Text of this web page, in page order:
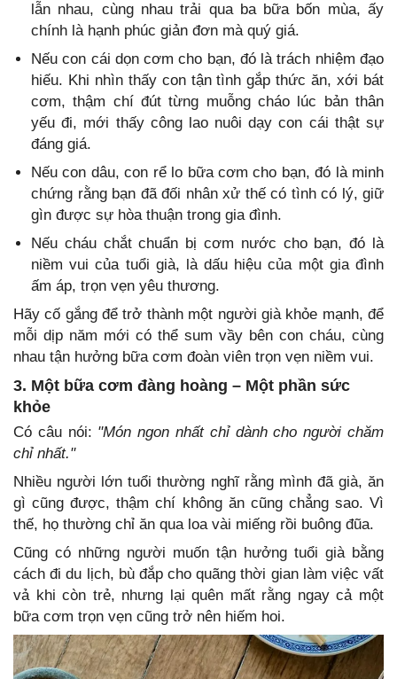
lẫn nhau, cùng nhau trải qua ba bữa bốn mùa, ấy
chính là hạnh phúc giản đơn mà quý giá.
Nếu con cái dọn cơm cho bạn, đó là trách nhiệm đạo
hiếu. Khi nhìn thấy con tận tình gắp thức ăn, xới bát
cơm, thậm chí đút từng muỗng cháo lúc bản thân
yếu đi, mới thấy công lao nuôi dạy con cái thật sự
đáng giá.
Nếu con dâu, con rể lo bữa cơm cho bạn, đó là minh
chứng rằng bạn đã đối nhân xử thế có tình có lý, giữ
gìn được sự hòa thuận trong gia đình.
Nếu cháu chắt chuẩn bị cơm nước cho bạn, đó là
niềm vui của tuổi già, là dấu hiệu của một gia đình
ấm áp, trọn vẹn yêu thương.
Hãy cố gắng để trở thành một người già khỏe mạnh, để
mỗi dịp năm mới có thể sum vầy bên con cháu, cùng
nhau tận hưởng bữa cơm đoàn viên trọn vẹn niềm vui.
3. Một bữa cơm đàng hoàng – Một phần sức
khỏe
Có câu nói: "Món ngon nhất chỉ dành cho người chăm
chỉ nhất."
Nhiều người lớn tuổi thường nghĩ rằng mình đã già, ăn
gì cũng được, thậm chí không ăn cũng chẳng sao. Vì
thế, họ thường chỉ ăn qua loa vài miếng rồi buông đũa.
Cũng có những người muốn tận hưởng tuổi già bằng
cách đi du lịch, bù đắp cho quãng thời gian làm việc vất
vả khi còn trẻ, nhưng lại quên mất rằng ngay cả một
bữa cơm trọn vẹn cũng trở nên hiếm hoi.